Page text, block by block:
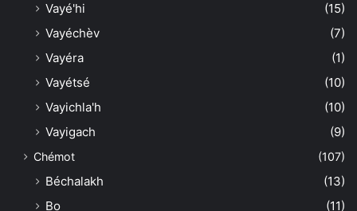
Vayé'hi
(15)
Vayéchèv
(7)
Vayéra
(1)
Vayétsé
(10)
Vayichla'h
(10)
Vayigach
(9)
Chémot (107)
Béchalakh
(13)
Bo
(11)